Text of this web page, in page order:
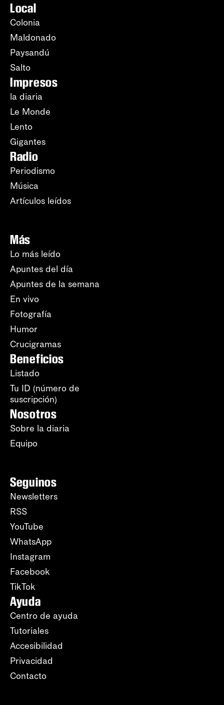
Local
Colonia
Maldonado
Paysandú
Salto
Impresos
la diaria
Le Monde
Lento
Gigantes
Radio
Periodismo
Música
Artículos leídos
Más
Lo más leído
Apuntes del día
Apuntes de la semana
En vivo
Fotografía
Humor
Crucigramas
Beneficios
Listado
Tu ID (número de
suscripción)
Nosotros
Sobre la diaria
Equipo
Seguinos
Newsletters
RSS
YouTube
WhatsApp
Instagram
Facebook
TikTok
Ayuda
Centro de ayuda
Tutoriales
Accesibilidad
Privacidad
Contacto